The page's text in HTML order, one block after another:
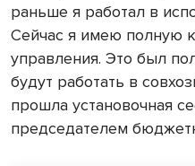
раньше я работал в
Сейчас я имею полную
управления. Это был
будут работать в
прошла установочная
председателем